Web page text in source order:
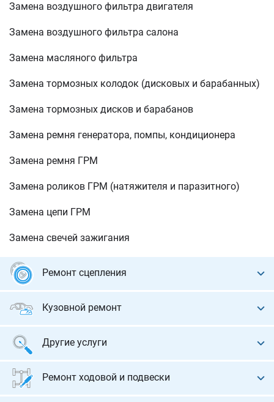
Замена воздушного фильтра двигателя
Замена воздушного фильтра салона
Замена масляного фильтра
Замена тормозных колодок (дисковых и барабанных)
Замена тормозных дисков и барабанов
Замена ремня генератора, помпы, кондиционера
Замена ремня ГРМ
Замена роликов ГРМ (натяжителя и паразитного)
Замена цепи ГРМ
Замена свечей зажигания
Ремонт сцепления
Диагностика сцепления
подшипника
Замена двухмассового маховика
Кузовной ремонт
Покраска авто
Замена стёкол
Другие услуги
Реставрация авто
Ремонт ходовой и подвески